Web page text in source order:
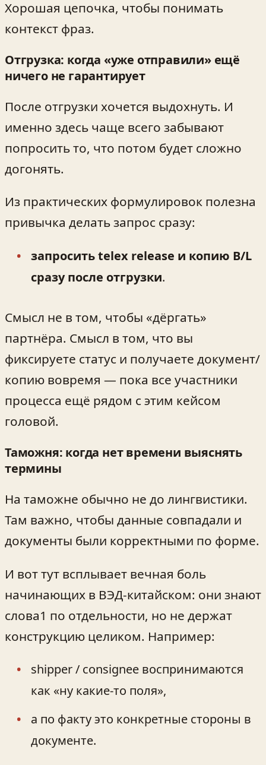
Хорошая цепочка, чтобы понимать
контекст фраз.
Отгрузка: когда «уже отправили» ещё
ничего не гарантирует
После отгрузки хочется выдохнуть. И
именно здесь чаще всего забывают
попросить то, что потом будет сложно
догонять.
Из практических формулировок полезна
привычка делать запрос сразу:
запросить telex release и копию B/L
сразу после отгрузки.
Смысл не в том, чтобы «дёргать»
партнёра. Смысл в том, что вы
фиксируете статус и получаете документ/
копию вовремя — пока все участники
процесса ещё рядом с этим кейсом
головой.
Таможня: когда нет времени выяснять
термины
На таможне обычно не до лингвистики.
Там важно, чтобы данные совпадали и
документы были корректными по форме.
И вот тут всплывает вечная боль
начинающих в ВЭД-китайском: они знают
слова1 по отдельности, но не держат
конструкцию целиком. Например:
shipper / consignee воспринимаются
как «ну какие-то поля»,
а по факту это конкретные стороны в
документе.